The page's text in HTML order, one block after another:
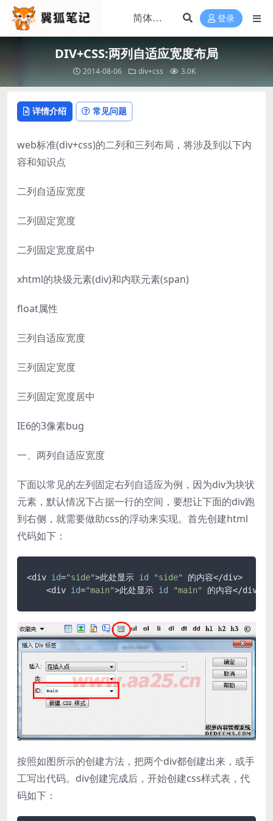
登录
DIV+CSS:两列自适应宽度布局
2014-08-06 div+css 3.0K
详情介绍 常见问题
web标准(div+css)的二列和三列布局，将涉及到以下内
容和知识点
二列自适应宽度
二列固定宽度
二列固定宽度居中
xhtml的块级元素(div)和内联元素(span)
float属性
三列自适应宽度
三列固定宽度
三列固定宽度居中
IE6的3像素bug
一、两列自适应宽度
下面以常见的左列固定右列自适应为例，因为div为块状
元素，默认情况下占据一行的空间，要想让下面的div跑
到右侧，就需要做助css的浮动来实现。首先创建html
代码如下：
<div id="side">此处显示 id "side"
的内容</div>
    <div
id="main">此处显示 id "main" 的内容</div>
按照如图所示的创建方法，把两个div都创建出来，或手
工写出代码。div创建完成后，开始创建css样式表，代
码如下：